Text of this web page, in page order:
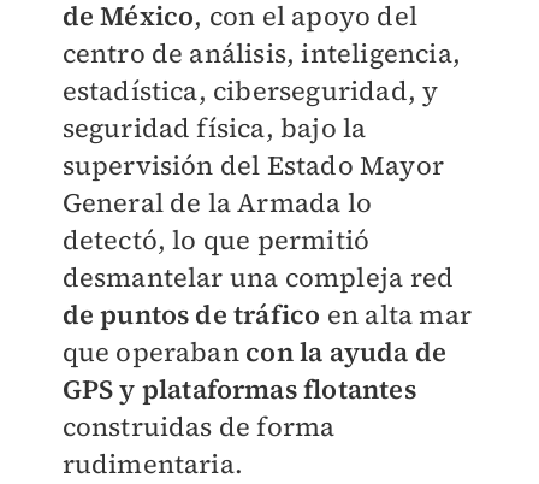
de México, con el apoyo del
centro de análisis, inteligencia,
estadística, ciberseguridad, y
seguridad física, bajo la
supervisión del Estado Mayor
General de la Armada lo
detectó, lo que permitió
desmantelar una compleja red
de puntos de tráfico en alta mar
que operaban con la ayuda de
GPS y plataformas flotantes
construidas de forma
rudimentaria.